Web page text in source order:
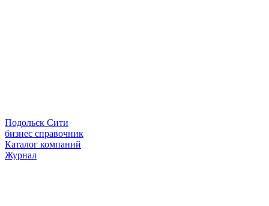
Подольск Сити
бизнес справочник
Каталог компаний
Журнал